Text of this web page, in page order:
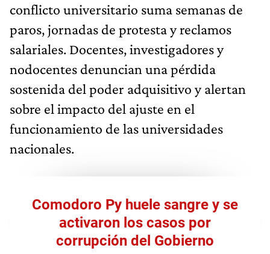
conflicto universitario suma semanas de
paros, jornadas de protesta y reclamos
salariales. Docentes, investigadores y
nodocentes denuncian una pérdida
sostenida del poder adquisitivo y alertan
sobre el impacto del ajuste en el
funcionamiento de las universidades
nacionales.
Comodoro Py huele sangre y se
activaron los casos por
corrupción del Gobierno